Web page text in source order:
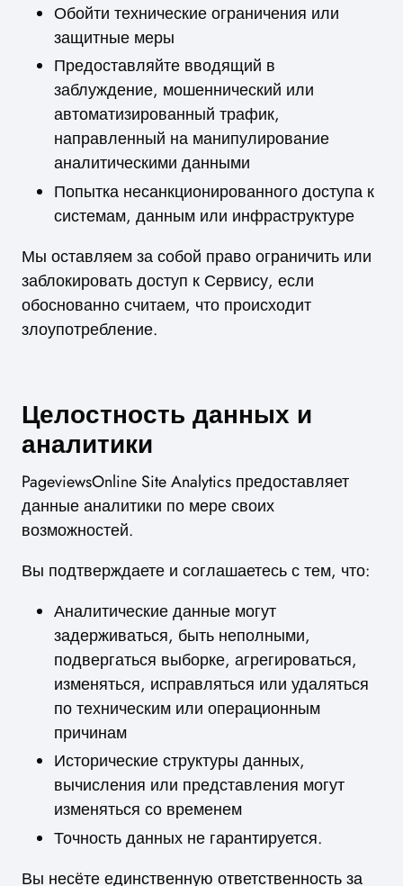
Обойти технические ограничения или
защитные меры
Предоставляйте вводящий в
заблуждение, мошеннический или
автоматизированный трафик,
направленный на манипулирование
аналитическими данными
Попытка несанкционированного доступа к
системам, данным или инфраструктуре
Мы оставляем за собой право ограничить или
заблокировать доступ к Сервису, если
обоснованно считаем, что происходит
злоупотребление.
Целостность данных и
аналитики
PageviewsOnline Site Analytics предоставляет
данные аналитики по мере своих
возможностей.
Вы подтверждаете и соглашаетесь с тем, что:
Аналитические данные могут
задерживаться, быть неполными,
подвергаться выборке, агрегироваться,
изменяться, исправляться или удаляться
по техническим или операционным
причинам
Исторические структуры данных,
вычисления или представления могут
изменяться со временем
Точность данных не гарантируется.
Вы несёте единственную ответственность за